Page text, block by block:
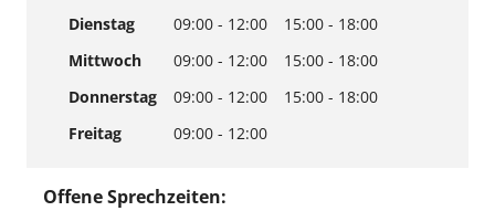
Dienstag
09:00 - 12:00
15:00 - 18:00
Mittwoch
09:00 - 12:00
15:00 - 18:00
Donnerstag
09:00 - 12:00
15:00 - 18:00
Freitag
09:00 - 12:00
Offene Sprechzeiten: